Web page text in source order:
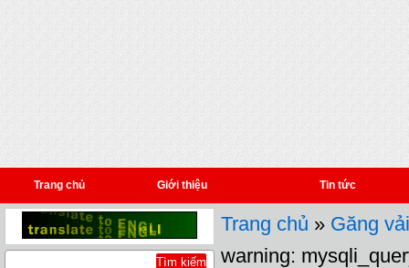
Trang chủ Giới thiệu Tin tức
Trang chủ » Găng vải
warning: